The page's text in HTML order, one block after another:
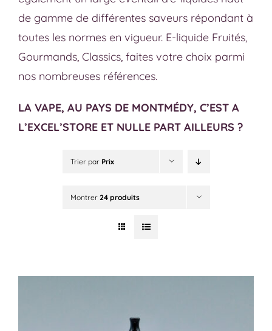
de gamme de différentes saveurs répondant à
toutes les normes en vigueur. E-liquide Fruités,
Gourmands, Classics, faites votre choix parmi
nos nombreuses références.
LA VAPE, AU PAYS DE MONTMÉDY, C’EST A
L’EXCEL’STORE ET NULLE PART AILLEURS ?
Trier par Prix
Montrer 24 produits